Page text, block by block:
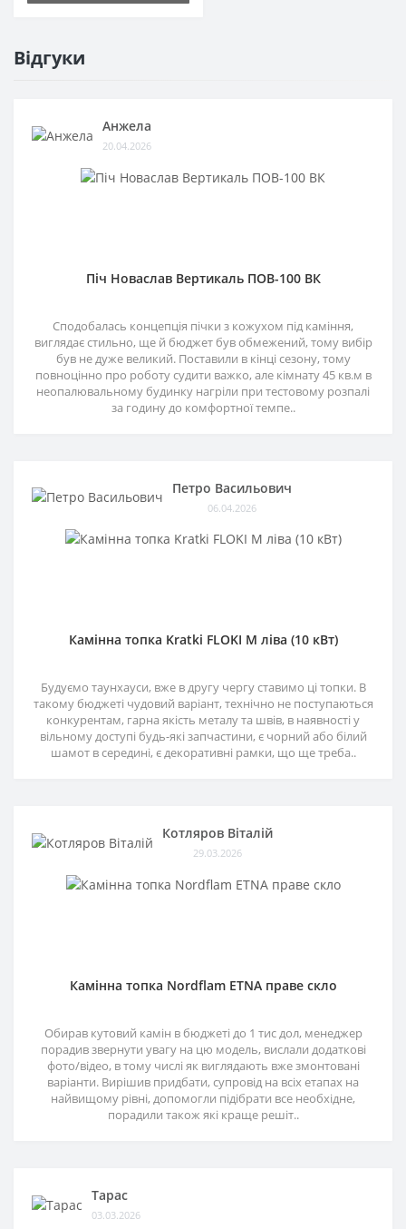
Відгуки
Анжела
20.04.2026
Піч Новаслав Вертикаль ПОВ-100 ВК
Сподобалась концепція пічки з кожухом під каміння,
виглядає стильно, ще й бюджет був обмежений, тому вибір
був не дуже великий. Поставили в кінці сезону, тому
повноцінно про роботу судити важко, але кімнату 45 кв.м в
неопалювальному будинку нагріли при тестовому розпалі
за годину до комфортної темпе..
Петро Васильович
06.04.2026
Камінна топка Kratki FLOKI M ліва (10 кВт)
Будуємо таунхауси, вже в другу чергу ставимо ці топки. В
такому бюджеті чудовий варіант, технічно не поступаються
конкурентам, гарна якість металу та швів, в наявності у
вільному доступі будь-які запчастини, є чорний або білий
шамот в середині, є декоративні рамки, що ще треба..
Котляров Віталій
29.03.2026
Камінна топка Nordflam ETNA праве скло
Обирав кутовий камін в бюджеті до 1 тис дол, менеджер
порадив звернути увагу на цю модель, вислали додаткові
фото/відео, в тому числі як виглядають вже змонтовані
варіанти. Вирішив придбати, супровід на всіх етапах на
найвищому рівні, допомогли підібрати все необхідне,
порадили також які краще решіт..
Тарас
03.03.2026